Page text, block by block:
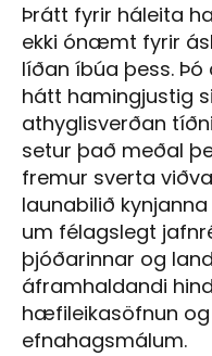
Þrátt fyrir háleita
ekki ónæmt fyrir
líðan íbúa þess.
hátt hamingjustig
athyglisverðan
setur það meðal
fremur sverta
launabilið
um félagslegt
þjóðarinnar og
áframhaldandi
hæfileikasöfnun
efnahagsmálum.